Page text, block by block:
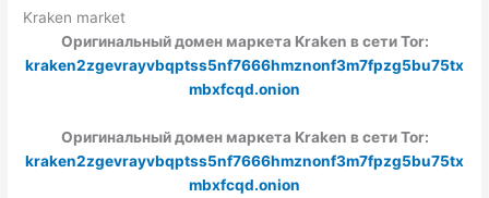
Kraken market
Оригинальный домен маркета Kraken в сети Tor:
kraken2zgevrayvbqptss5nf7666hmznonf3m7fpzg5bu75tx
mbxfcqd.onion
Оригинальный домен маркета Kraken в сети Tor:
kraken2zgevrayvbqptss5nf7666hmznonf3m7fpzg5bu75tx
mbxfcqd.onion